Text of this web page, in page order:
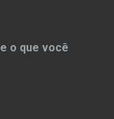
o que você